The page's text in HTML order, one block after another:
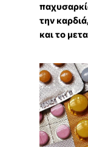
την
και το